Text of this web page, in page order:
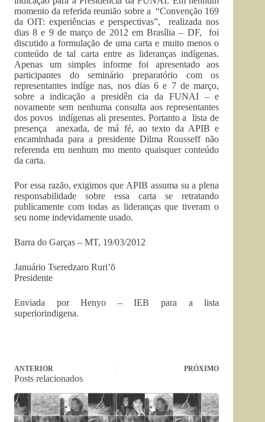
momento da referida reunião sobre a “Convenção 169
da OIT: experiências e perspectivas”, realizada nos
dias 8 e 9 de março de 2012 em Brasília – DF, foi
discutido a formulação de uma carta e muito menos o
conteúdo de tal carta entre as lideranças indígenas.
Apenas um simples informe foi apresentado aos
participantes do seminário preparatório com os
representantes indíge nas, nos dias 6 e 7 de março,
sobre a indicação a presidên cia da FUNAI – e
novamente sem nenhuma consulta aos representantes
dos povos indígenas ali presentes. Portanto a lista de
presença anexada, de má fé, ao texto da APIB e
encaminhada para a presidente Dilma Rousseff não
referenda em nenhum mo mento quaisquer conteúdo
da carta.
Por essa razão, exigimos que APIB assuma su a plena
responsabilidade sobre essa carta se retratando
publicamente com todas as lideranças que tiveram o
seu nome indevidamente usado.
Barra do Garças – MT, 19/03/2012
Januário Tseredzaro Ruri’õ
Presidente
Enviada por Henyo – IEB para a lista
superiorindigena.
ANTERIOR PRÓXIMO
Posts relacionados